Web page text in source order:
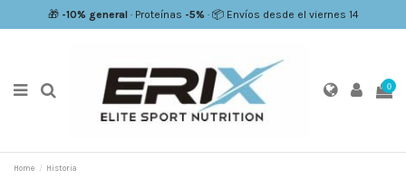
🎁 -10% general · Proteínas -5% · 📦 Envíos desde el viernes 14
0
Home Historia